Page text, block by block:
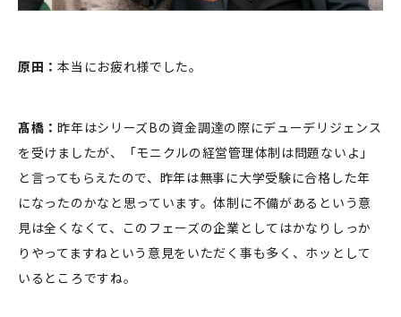
原田：本当にお疲れ様でした。
髙橋：昨年はシリーズBの資金調達の際にデューデリジェンス
を受けましたが、「モニクルの経営管理体制は問題ないよ」
と言ってもらえたので、昨年は無事に大学受験に合格した年
になったのかなと思っています。体制に不備があるという意
見は全くなくて、このフェーズの企業としてはかなりしっか
りやってますねという意見をいただく事も多く、ホッとして
いるところですね。